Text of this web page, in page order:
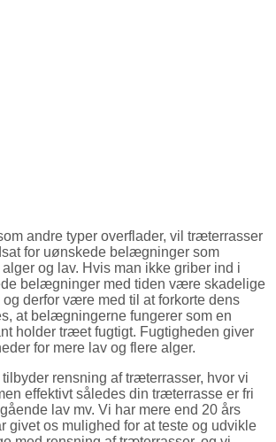
andre typer overflader, vil træterrasser
for uønskede belægninger som
og lav. Hvis man ikke griber ind i
belægninger med tiden være skadelige
derfor være med til at forkorte dens
at belægningerne fungerer som en
holder træet fugtigt. Fugtigheden giver
for mere lav og flere alger.
rensning af træterrasser, hvor vi
effektivt således din træterrasse er fri
lav mv. Vi har mere end 20 års
givet os mulighed for at teste og udvikle